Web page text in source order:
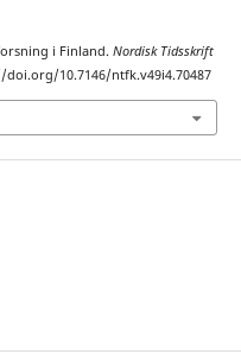
i Finland. Nordisk Tidsskrift
doi.org/10.7146/ntfk.v49i4.70487